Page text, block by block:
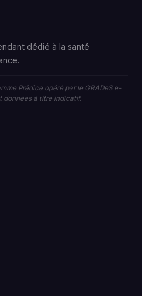
dédié à la santé
Prédice opéré par le GRADeS e-
données à titre indicatif.